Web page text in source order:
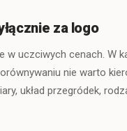
za logo
uczciwych cenach. W
nie warto
układ przegródek,